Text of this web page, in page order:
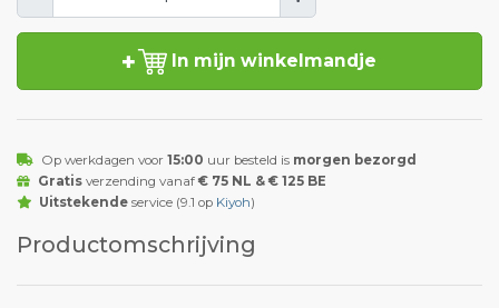
In mijn winkelmandje
Op werkdagen voor 15:00 uur besteld is morgen bezorgd
Gratisverzending vanaf € 75 NL & € 125 BE
Uitstekendeservice (9.1 op Kiyoh)
Productomschrijving